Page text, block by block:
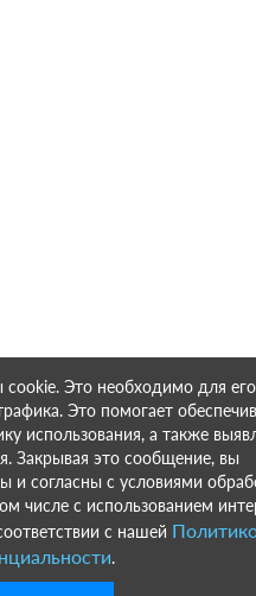
cookie. Это необходимо для его
Это помогает
использования, а также
Закрывая это сообщение, вы
и согласны с условиями
числе с использованием
с нашей
.